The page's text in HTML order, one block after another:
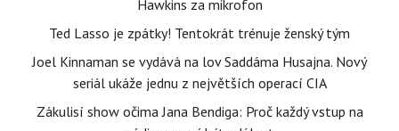
Hawkins za mikrofon
Ted Lasso je zpátky! Tentokrát trénuje ženský tým
Joel Kinnaman se vydává na lov Saddáma Husajna. Nový
seriál ukáže jednu z největších operací CIA
Zákulisí show očima Jana Bendiga: Proč každý vstup na